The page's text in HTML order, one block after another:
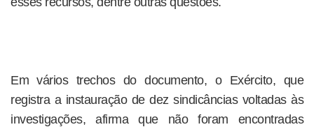
Em vários trechos do documento, o Exército, que
registra a instauração de dez sindicâncias voltadas às
investigações, afirma que não foram encontradas